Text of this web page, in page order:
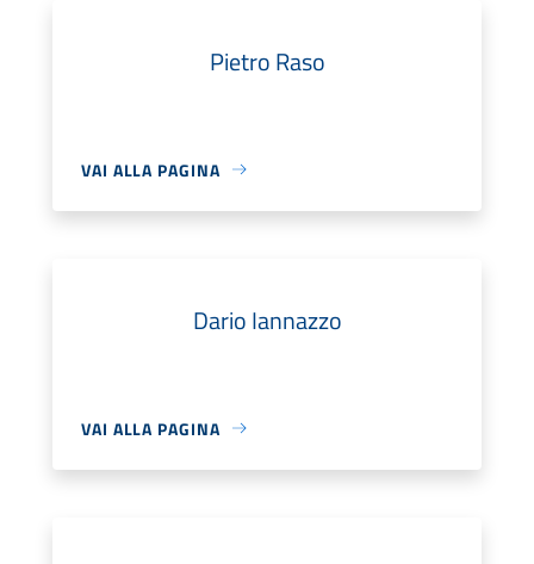
Pietro Raso
VAI ALLA PAGINA
Dario Iannazzo
VAI ALLA PAGINA